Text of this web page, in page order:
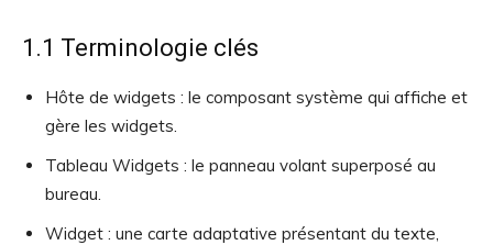
1.1 Terminologie clés
Hôte de widgets : le composant système qui affiche et
gère les widgets.
Tableau Widgets : le panneau volant superposé au
bureau.
Widget : une carte adaptative présentant du texte,